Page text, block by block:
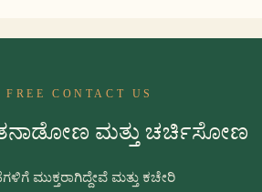
FREE CONTACT US
ಮತ್ತು ಚರ್ಚಿಸೋಣ
ಮುಕ್ತರಾಗಿದ್ದೇವೆ ಮತ್ತು ಕಚೇರಿ